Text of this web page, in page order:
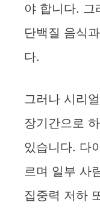
야 합니다. 그
단백질 음식
다.
그러나 시리
장기간으로
있습니다. 다
르며 일부 사
집중력 저하